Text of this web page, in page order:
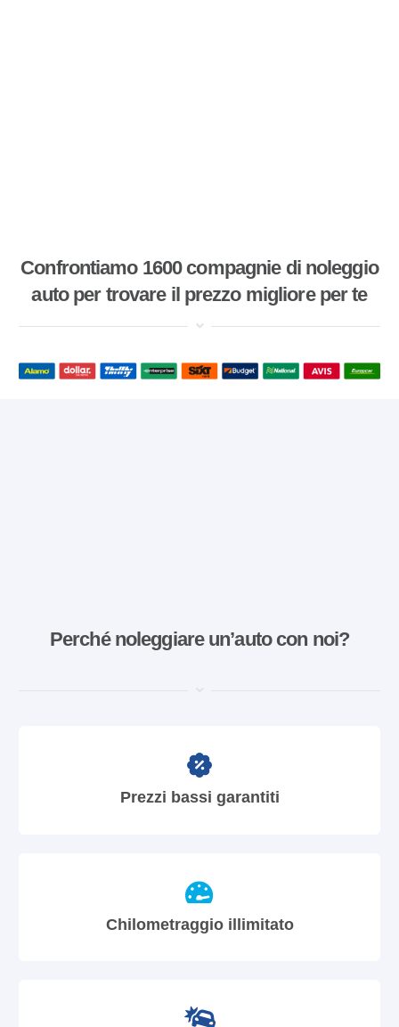
Confrontiamo 1600 compagnie di noleggio
auto per trovare il prezzo migliore per te
Perché noleggiare un’auto con noi?
Prezzi bassi garantiti
Chilometraggio illimitato